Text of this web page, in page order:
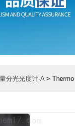
分光光度计-A> Thermo